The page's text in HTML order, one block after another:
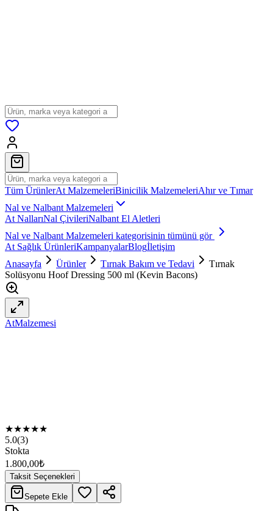
Tüm ÜrünlerAt MalzemeleriBinicilik MalzemeleriAhır ve Tımar
Nal ve Nalbant Malzemeleri
At NallarıNal ÇivileriNalbant El Aletleri
Nal ve Nalbant Malzemeleri kategorisinin tümünü gör
At Sağlık ÜrünleriKampanyalarBlogİletişim
Anasayfa
Ürünler Tırnak Bakım ve Tedavi
Tırnak
Solüsyonu Hoof Dressing 500 ml (Kevin Bacons)
AtMalzemesi
★★★★★
5.0(3)
Stokta
1.800,00₺
Taksit Seçenekleri
Sepete Ekle